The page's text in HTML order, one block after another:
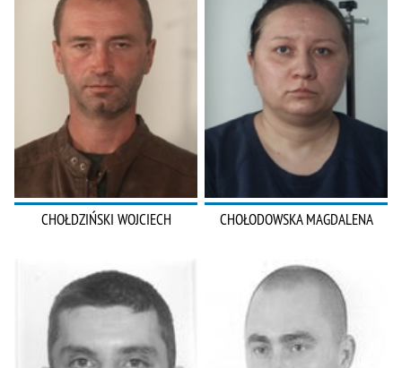
CHOŁDZIŃSKI WOJCIECH CHOŁODOWSKA MAGDALENA